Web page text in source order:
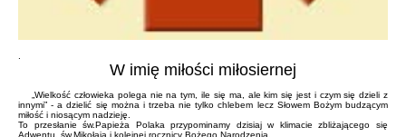
.
W imię miłości miłosiernej
„Wielkość człowieka polega nie na tym, ile się ma, ale kim się jest i czym się dzieli z
innymi” - a dzielić się można i trzeba nie tylko chlebem lecz Słowem Bożym budzącym
miłość i niosącym nadzieję.
To przesłanie św.Papieża Polaka przypominamy dzisiaj w klimacie zbliżającego się
Adwentu, św.Mikołaja i kolejnej rocznicy Bożego Narodzenia.